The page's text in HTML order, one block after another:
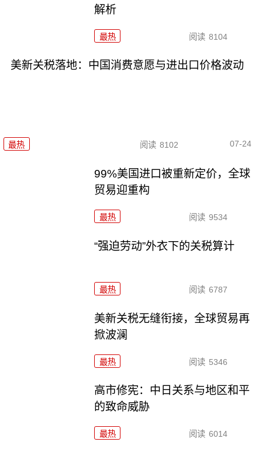
解析
最热 阅读 8104
美新关税落地：中国消费意愿与进出口价格波动
最热 阅读 8102 07-24
99%美国进口被重新定价，全球
贸易迎重构
最热 阅读 9534
“强迫劳动”外衣下的关税算计
最热 阅读 6787
美新关税无缝衔接，全球贸易再
掀波澜
最热 阅读 5346
高市修宪：中日关系与地区和平
的致命威胁
最热 阅读 6014